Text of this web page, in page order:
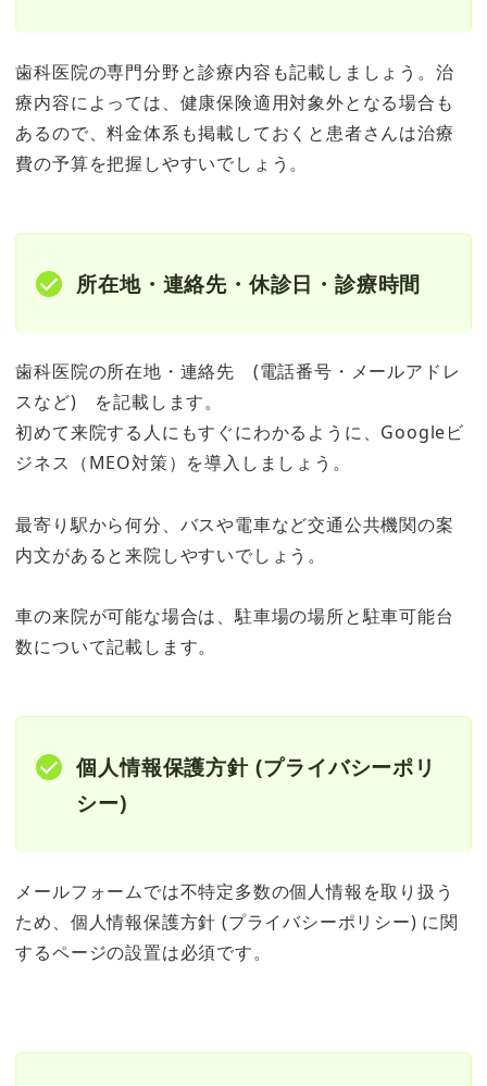
歯科医院の専門分野と診療内容も記載しましょう。治
療内容によっては、健康保険適用対象外となる場合も
あるので、料金体系も掲載しておくと患者さんは治療
費の予算を把握しやすいでしょう。
所在地・連絡先・休診日・診療時間
歯科医院の所在地・連絡先 (電話番号・メールアドレ
スなど) を記載します。
初めて来院する人にもすぐにわかるように、Googleビ
ジネス（MEO対策）を導入しましょう。
最寄り駅から何分、バスや電車など交通公共機関の案
内文があると来院しやすいでしょう。
車の来院が可能な場合は、駐車場の場所と駐車可能台
数について記載します。
個人情報保護方針 (プライバシーポリ
シー)
メールフォームでは不特定多数の個人情報を取り扱う
ため、個人情報保護方針 (プライバシーポリシー) に関
するページの設置は必須です。